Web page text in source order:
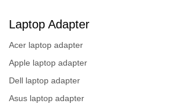
Laptop Adapter
Acer laptop adapter
Apple laptop adapter
Dell laptop adapter
Asus laptop adapter